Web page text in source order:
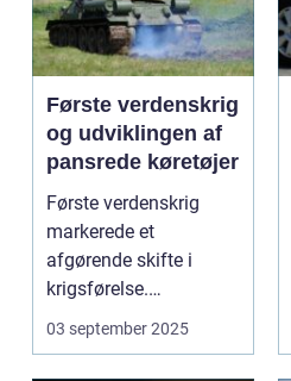
Første verdenskrig
og udviklingen af
pansrede køretøjer
Første verdenskrig
markerede et
afgørende skifte i
krigsførelse.
Industrialiser...
03 september 2025